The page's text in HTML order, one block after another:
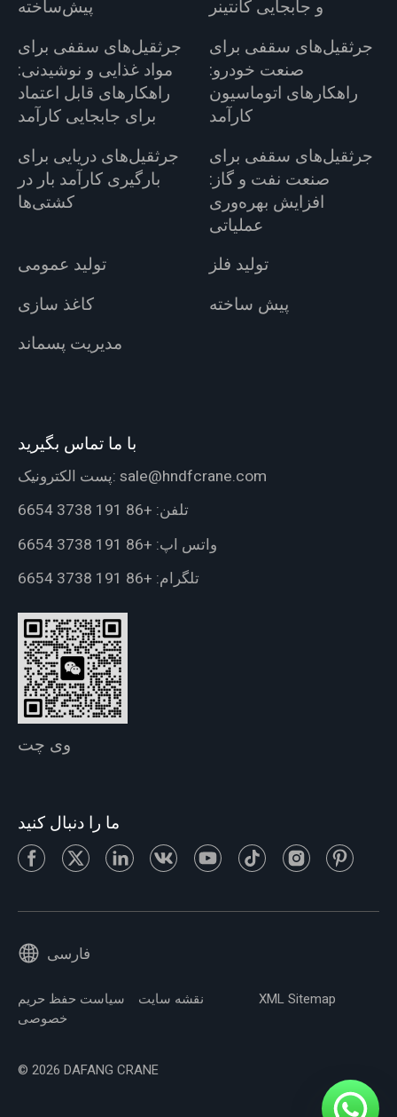
پیش‌ساخته
و جابجایی کانتینر
جرثقیل‌های سقفی برای
مواد غذایی و نوشیدنی:
راهکارهای قابل اعتماد
برای جابجایی کارآمد
جرثقیل‌های سقفی برای
صنعت خودرو:
راهکارهای اتوماسیون
کارآمد
جرثقیل‌های دریایی برای
بارگیری کارآمد بار در
کشتی‌ها
جرثقیل‌های سقفی برای
صنعت نفت و گاز:
افزایش بهره‌وری
عملیاتی
تولید عمومی
تولید فلز
کاغذ سازی
پیش ساخته
مدیریت پسماند
با ما تماس بگیرید
پست الکترونیک: sale@hndfcrane.com
تلفن: +86 191 3738 6654
واتس اپ: +86 191 3738 6654
تلگرام: +86 191 3738 6654
وی چت
ما را دنبال کنید
فارسی
سیاست حفظ حریم
خصوصی
نقشه سایت XML Sitemap
© 2026 DAFANG CRANE